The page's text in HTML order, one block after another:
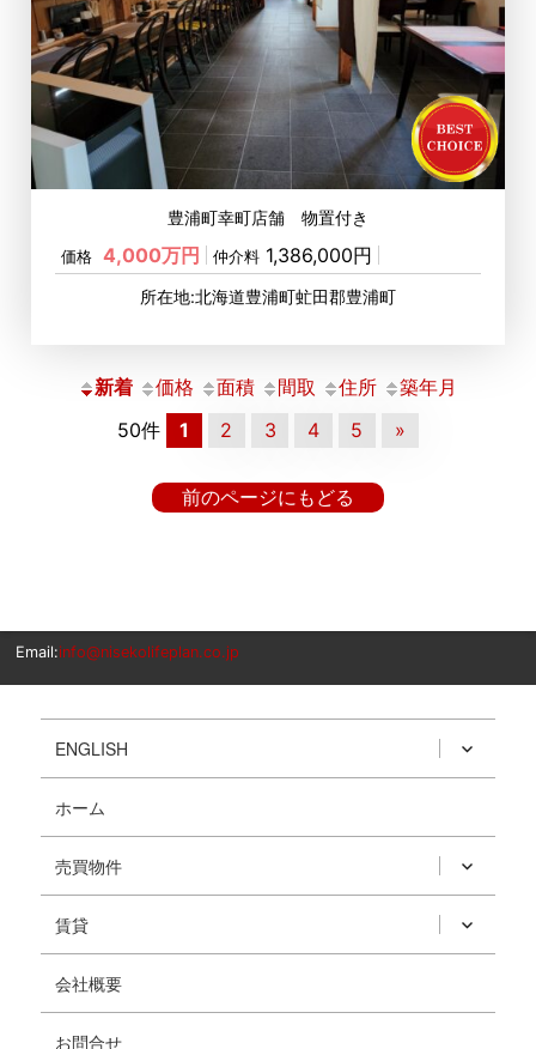
豊浦町幸町店舗 物置付き
価格 4,000万円 仲介料 1,386,000円
所在地:北海道豊浦町虻田郡豊浦町
新着 価格 面積 間取 住所
築年月
50件
1 2 3 4 5 »
前のページにもどる
Email:info@nisekolifeplan.co.jp
ENGLISH
ホーム
売買物件
賃貸
会社概要
お問合せ